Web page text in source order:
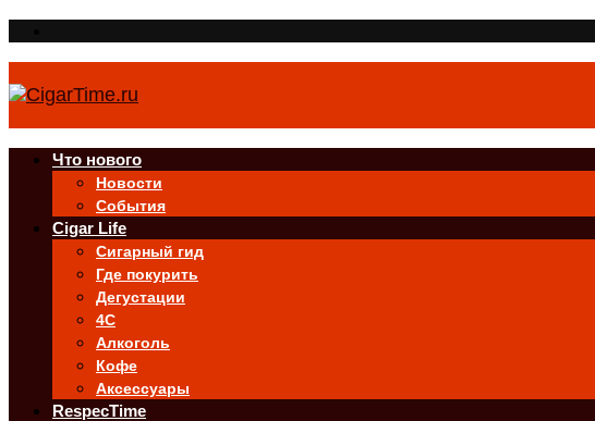
Что нового
Новости
События
Cigar Life
Сигарный гид
Где покурить
Дегустации
4C
Алкоголь
Кофе
Аксессуары
RespecTime